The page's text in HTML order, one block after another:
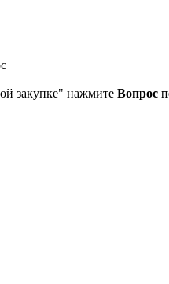
закупке" нажмите Вопрос